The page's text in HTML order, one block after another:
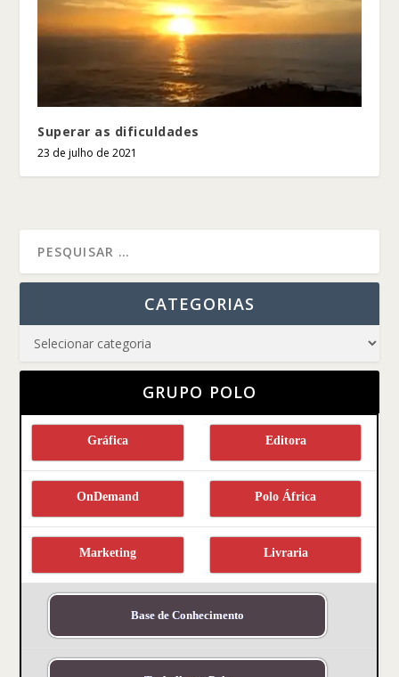
Superar as dificuldades
23 de julho de 2021
CATEGORIAS
GRUPO POLO
Gráfica Editora
OnDemand Polo África
Marketing Livraria
Base de Conhecimento